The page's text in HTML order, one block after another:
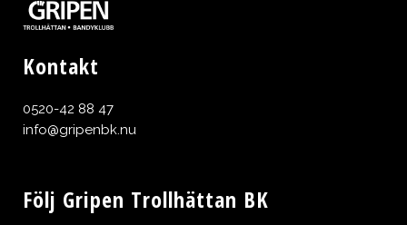
Kontakt
0520-42 88 47
info@gripenbk.nu
Följ Gripen Trollhättan BK